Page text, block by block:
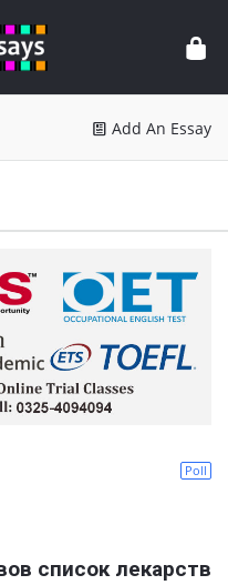
Add An Essay
Poll
список лекарств